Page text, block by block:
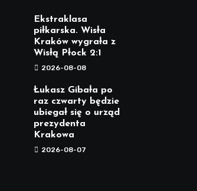
Ekstraklasa
piłkarska. Wisła
Kraków wygrała z
Wisłą Płock 2:1
2026-08-08
Łukasz Gibała po
raz czwarty będzie
ubiegał się o urząd
prezydenta
Krakowa
2026-08-07